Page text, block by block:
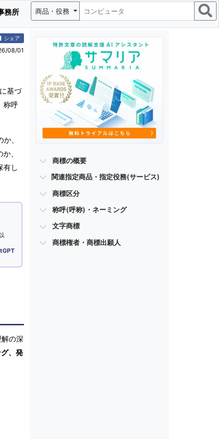
務所 商品・役務
シェア
08/01
基づ
称呼
、
、
有し
の深
、発
商標の概要
関連指定商品・指定役務(サービス)
商標区分
称呼(呼称)・ネーミング
文字商標
商標権者・商標出願人